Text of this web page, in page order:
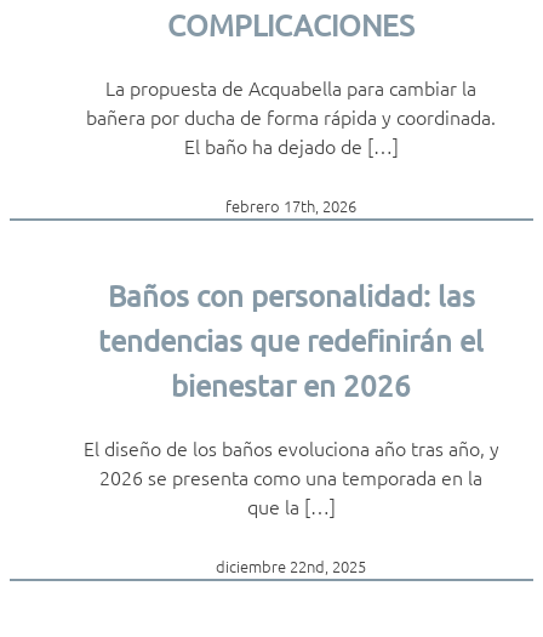
COMPLICACIONES
La propuesta de Acquabella para cambiar la
bañera por ducha de forma rápida y coordinada.
El baño ha dejado de […]
febrero 17th, 2026
Baños con personalidad: las
tendencias que redefinirán el
bienestar en 2026
El diseño de los baños evoluciona año tras año, y
2026 se presenta como una temporada en la
que la […]
diciembre 22nd, 2025